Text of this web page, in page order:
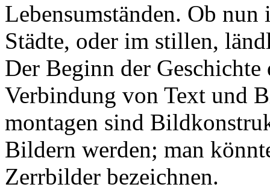
Lebensumständen. Ob
Städte, oder im stillen,
Der Beginn der
Verbindung von Text und
montagen sind
Bildern werden; man
Zerrbilder bezeichnen.